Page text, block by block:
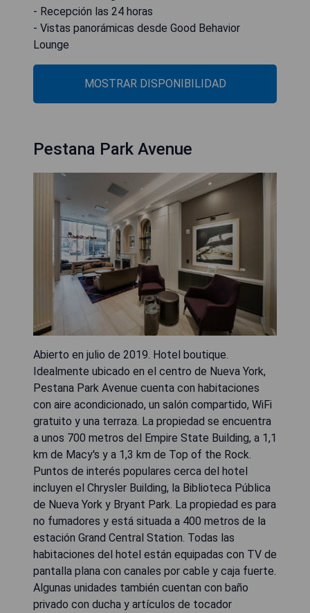
- Recepción las 24 horas
- Vistas panorámicas desde Good Behavior
Lounge
MOSTRAR DISPONIBILIDAD
Pestana Park Avenue
Abierto en julio de 2019. Hotel boutique.
Idealmente ubicado en el centro de Nueva York,
Pestana Park Avenue cuenta con habitaciones
con aire acondicionado, un salón compartido, WiFi
gratuito y una terraza. La propiedad se encuentra
a unos 700 metros del Empire State Building, a 1,1
km de Macy's y a 1,3 km de Top of the Rock.
Puntos de interés populares cerca del hotel
incluyen el Chrysler Building, la Biblioteca Pública
de Nueva York y Bryant Park. La propiedad es para
no fumadores y está situada a 400 metros de la
estación Grand Central Station. Todas las
habitaciones del hotel están equipadas con TV de
pantalla plana con canales por cable y caja fuerte.
Algunas unidades también cuentan con baño
privado con ducha y artículos de tocador